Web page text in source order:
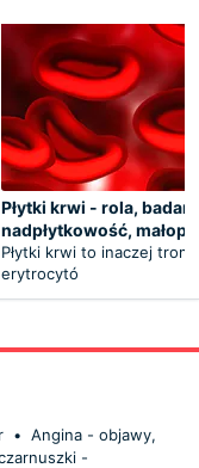
Płytki krwi - rola,
nadpłytkowość,
Płytki krwi to inaczej
erytrocytó
• Angina - objawy,
-